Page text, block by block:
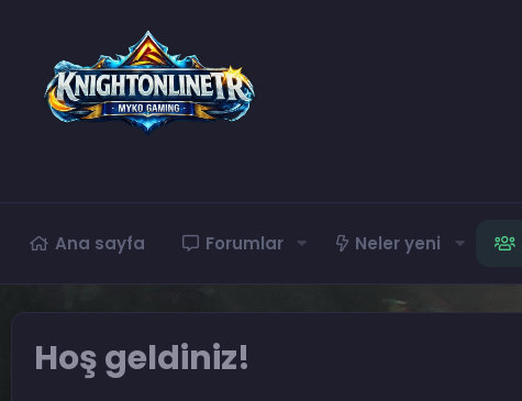
Ana sayfa Forumlar Neler yeni
Hoş geldiniz!